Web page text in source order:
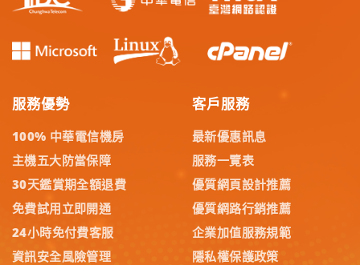
服務優勢
100% 中華電信機房
主機五大防當保障
30天鑑賞期全額退費
免費試用立即開通
24小時免付費客服
資訊安全風險管理
客戶服務
最新優惠訊息
服務一覽表
優質網頁設計推薦
優質網路行銷推薦
企業加值服務規範
隱私權保護政策